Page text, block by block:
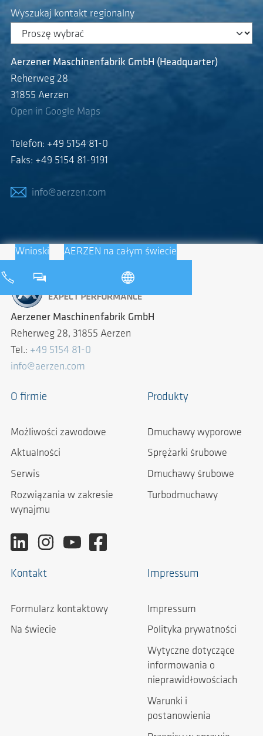
Wyszukaj kontakt regionalny
Aerzener Maschinenfabrik GmbH (Headquarter)
Reherweg 28
31855 Aerzen
Open in Google Maps
Telefon: +49 5154 81-0
Faks: +49 5154 81-9191
info@aerzen.com
Wnioski AERZEN na całym świecie
Aerzener Maschinenfabrik GmbH
Reherweg 28, 31855 Aerzen
Tel.: +49 5154 81-0
info@aerzen.com
O firmie
Możliwości zawodowe
Aktualności
Serwis
Rozwiązania w zakresie
wynajmu
Produkty
Dmuchawy wyporowe
Sprężarki śrubowe
Dmuchawy śrubowe
Turbodmuchawy
Kontakt
Formularz kontaktowy
Na świecie
Impressum
Impressum
Polityka prywatności
Wytyczne dotyczące
informowania o
nieprawidłowościach
Warunki i
postanowienia